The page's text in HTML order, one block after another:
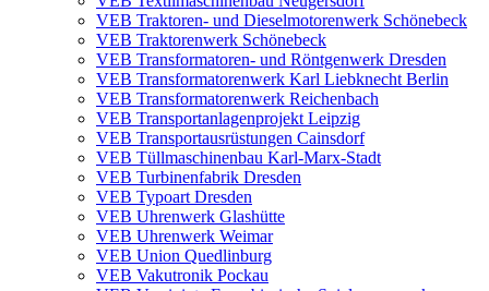
VEB Traktoren- und Dieselmotorenwerk Schönebeck
VEB Traktorenwerk Schönebeck
VEB Transformatoren- und Röntgenwerk Dresden
VEB Transformatorenwerk Karl Liebknecht Berlin
VEB Transformatorenwerk Reichenbach
VEB Transportanlagenprojekt Leipzig
VEB Transportausrüstungen Cainsdorf
VEB Tüllmaschinenbau Karl-Marx-Stadt
VEB Turbinenfabrik Dresden
VEB Typoart Dresden
VEB Uhrenwerk Glashütte
VEB Uhrenwerk Weimar
VEB Union Quedlinburg
VEB Vakutronik Pockau